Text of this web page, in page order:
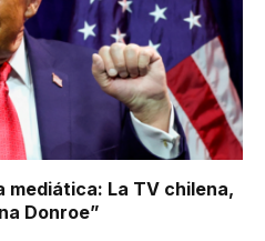
mediática: La TV chilena,
Donroe”